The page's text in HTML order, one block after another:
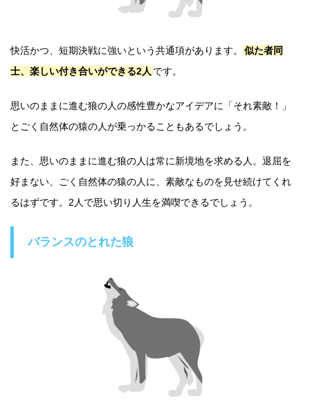
快活かつ、短期決戦に強いという共通項があります。
似た者同
士、楽しい付き合いができる2人 です。
思いのままに進む狼の人の感性豊かなアイデアに「それ素敵！」
とごく自然体の猿の人が乗っかることもあるでしょう。
また、思いのままに進む狼の人は常に新境地を求める人。退屈を
好まない、ごく自然体の猿の人に、素敵なものを見せ続けてくれ
るはずです。2人で思い切り人生を満喫できるでしょう。
バランスのとれた狼